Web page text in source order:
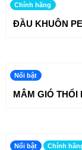
Chính hãng
ĐẦU KHUÔN
Nổi bật
MÂM GIÓ THỔI
Nổi bật Chính